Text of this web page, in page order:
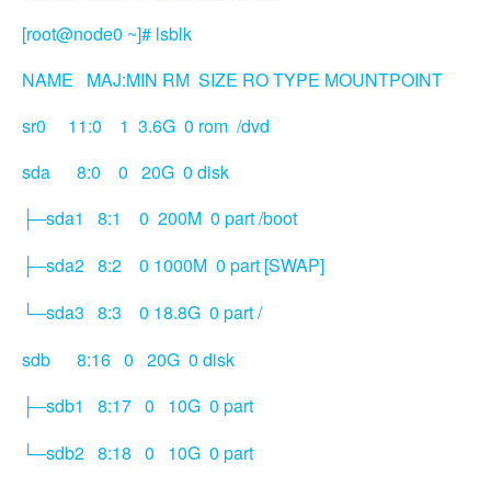
[root@node0 ~]# lsblk
NAME MAJ:MIN RM SIZE RO TYPE MOUNTPOINT
sr0 11:0 1 3.6G 0 rom /dvd
sda 8:0 0 20G 0 disk
├─sda1 8:1 0 200M 0 part /boot
├─sda2 8:2 0 1000M 0 part [SWAP]
└─sda3 8:3 0 18.8G 0 part /
sdb 8:16 0 20G 0 disk
├─sdb1 8:17 0 10G 0 part
└─sdb2 8:18 0 10G 0 part